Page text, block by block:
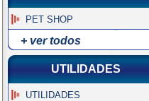
PET SHOP
+ ver todos
UTILIDADES
UTILIDADES